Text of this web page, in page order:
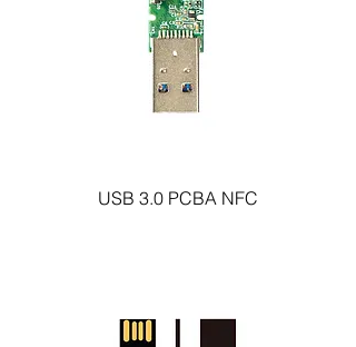
USB 3.0 PCBA NFC